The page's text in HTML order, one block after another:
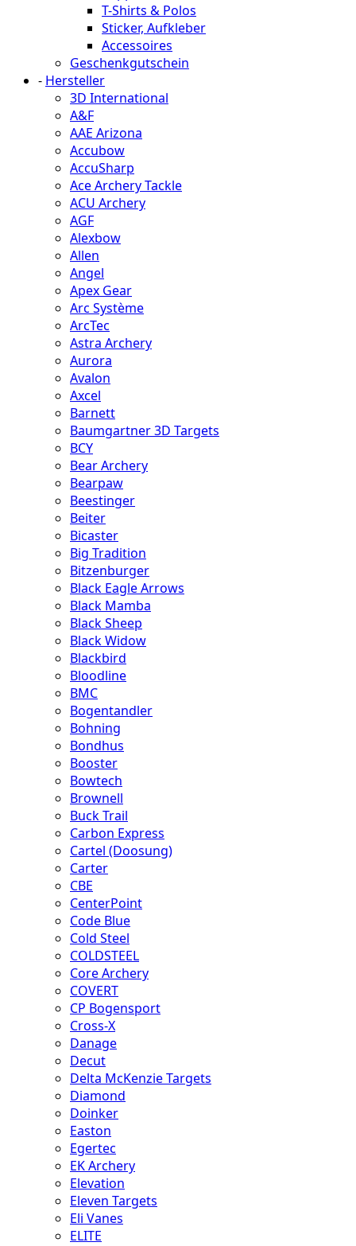
T-Shirts & Polos
Sticker, Aufkleber
Accessoires
Geschenkgutschein
- Hersteller
3D International
A&F
AAE Arizona
Accubow
AccuSharp
Ace Archery Tackle
ACU Archery
AGF
Alexbow
Allen
Angel
Apex Gear
Arc Système
ArcTec
Astra Archery
Aurora
Avalon
Axcel
Barnett
Baumgartner 3D Targets
BCY
Bear Archery
Bearpaw
Beestinger
Beiter
Bicaster
Big Tradition
Bitzenburger
Black Eagle Arrows
Black Mamba
Black Sheep
Black Widow
Blackbird
Bloodline
BMC
Bogentandler
Bohning
Bondhus
Booster
Bowtech
Brownell
Buck Trail
Carbon Express
Cartel (Doosung)
Carter
CBE
CenterPoint
Code Blue
Cold Steel
COLDSTEEL
Core Archery
COVERT
CP Bogensport
Cross-X
Danage
Decut
Delta McKenzie Targets
Diamond
Doinker
Easton
Egertec
EK Archery
Elevation
Eleven Targets
Eli Vanes
ELITE